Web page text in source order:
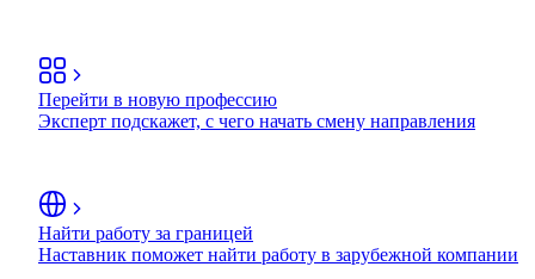
Перейти в новую профессию
Эксперт подскажет, с чего начать смену направления
Найти работу за границей
Наставник поможет найти работу в зарубежной компании